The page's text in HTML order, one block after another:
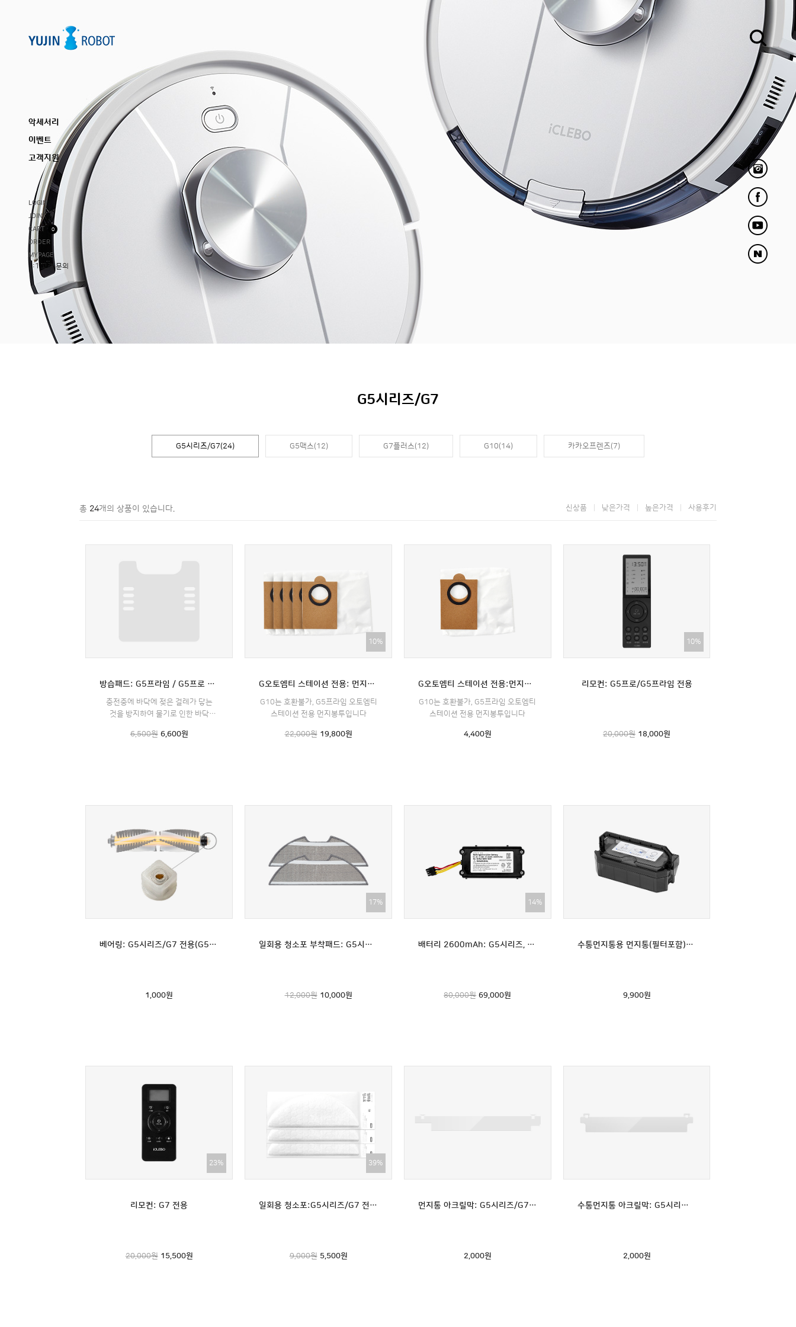
악세서리
이벤트
고객지원
LOGIN
JOIN
CART
0
ORDER
MYPAGE
1:1 고객 문의
G5시리즈/G7
G5시리즈/G7(24) G5맥스(12) G7플러스(12) G10(14) 카카오프렌즈(7)
총 24개의 상품이 있습니다. 신상품 낮은가격 높은가격 사용후기
방습패드: G5프라임 / G5프로 전용
충전중에 바닥에 젖은 걸레가 닿는
것을 방지하여 물기로 인한 바닥
6,500원 6,600원
10%
G오토엠티 스테이션 전용: 먼지봉투 5매(G5맥스 호환불가)
G10는 호환불가, G5프라임 오토엠티
스테이션 전용 먼지봉투입니다
22,000원 19,800원
G오토엠티 스테이션 전용:먼지봉투 1매(G5맥스 호환불가)
G10는 호환불가, G5프라임 오토엠티
스테이션 전용 먼지봉투입니다
4,400원
10%
리모컨: G5프로/G5프라임 전용
20,000원 18,000원
베어링: G5시리즈/G7 전용(G5맥스 호환불가)
1,000원
17%
일회용 청소포 부착패드: G5시리즈/G7 전용(2매)(G5맥스 호환불가)
12,000원 10,000원
14%
배터리 2600mAh: G5시리즈, G7 전용(G5맥스 호환불가)
80,000원 69,000원
수통먼지통용 먼지통(필터포함): G5시리즈/G7 전용(G5맥스 호환불가)
9,900원
23%
리모컨: G7 전용
20,000원 15,500원
39%
일회용 청소포:G5시리즈/G7 전용(30매)(G5맥스 호환불가)
9,000원 5,500원
먼지통 아크릴막: G5시리즈/G7 전용(G5맥스 호환불가)
2,000원
수통먼지통 아크릴막: G5시리즈/G7 전용(G5맥스 호환불가)
2,000원